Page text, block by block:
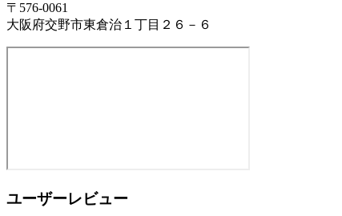
〒576-0061
大阪府交野市東倉治１丁目２６－６
ユーザーレビュー